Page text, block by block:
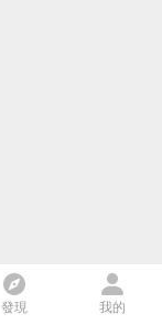
發現 我的